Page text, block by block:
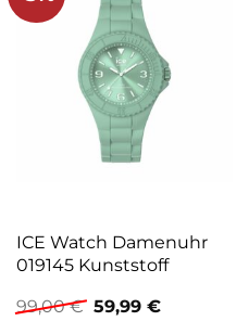
ICE Watch Damenuhr
019145 Kunststoff
99,00€ Ursprünglicher
59,99 €Aktueller